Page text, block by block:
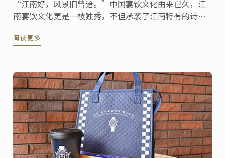
“江南好，风景旧曾谙。”中国宴饮文化由来已久，江
南宴饮文化更是一枝独秀，不但承袭了江南特有的诗情
精细。12月17日，“蓝带之夜·上博”暨“江南文化，
阅读更多